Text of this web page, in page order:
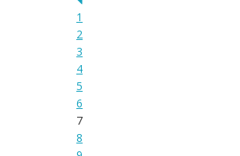
1
2
3
4
5
6
7
8